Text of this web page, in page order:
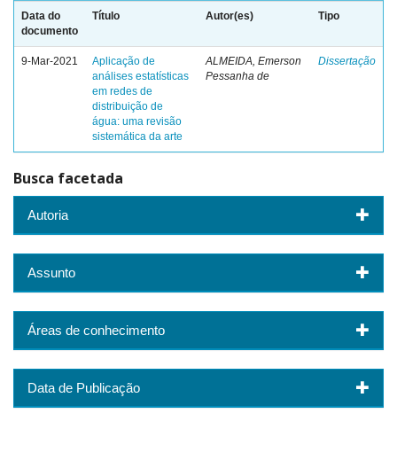
Data do
documento
Título Autor(es) Tipo
9-Mar-2021
Aplicação de
análises estatísticas
em redes de
distribuição de
água: uma revisão
sistemática da arte
ALMEIDA, Emerson
Pessanha de
Dissertação
Busca facetada
Autoria
Assunto
Áreas de conhecimento
Data de Publicação